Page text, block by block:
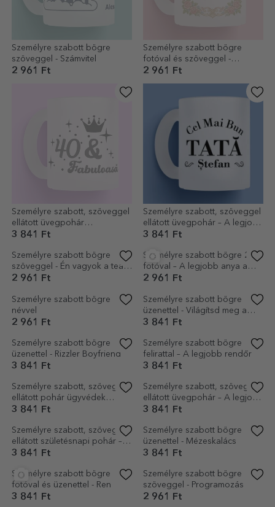
Személyre szabott bögre
szöveggel - Számvitel
2 961 Ft
Személyre szabott bögre
fotóval és szöveggel -
Bridgerton Aesthetic
2 961 Ft
Személyre szabott, szöveggel
ellátott üvegpohár
születésnapra – Fabuloasa
3 841 Ft
Személyre szabott, szöveggel
ellátott üvegpohár – A legjobb
apa
3 841 Ft
szöveggel - Én vagyok a tea,
amit inni fogsz
2 961 Ft
fotóval – A legjobb anya a
világon!
2 961 Ft